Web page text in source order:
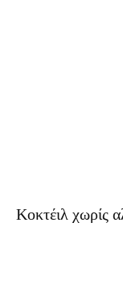
Κοκτέιλ χωρίς